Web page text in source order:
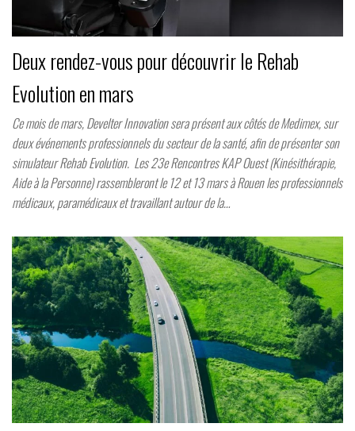
Deux rendez-vous pour découvrir le Rehab
Evolution en mars
Ce mois de mars, Develter Innovation sera présent aux côtés de Medimex, sur
deux événements professionnels du secteur de la santé, afin de présenter son
simulateur Rehab Evolution. Les 23e Rencontres KAP Ouest (Kinésithérapie,
Aide à la Personne) rassembleront le 12 et 13 mars à Rouen les professionnels
médicaux, paramédicaux et travaillant autour de la…